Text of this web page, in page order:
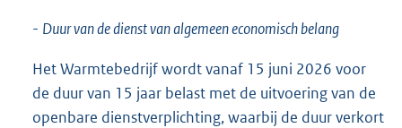
- Duur van de dienst van algemeen economisch belang
Het Warmtebedrijf wordt vanaf 15 juni 2026 voor
de duur van 15 jaar belast met de uitvoering van de
openbare dienstverplichting, waarbij de duur verkort